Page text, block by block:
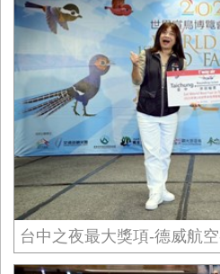
台中之夜最大獎項-德威航